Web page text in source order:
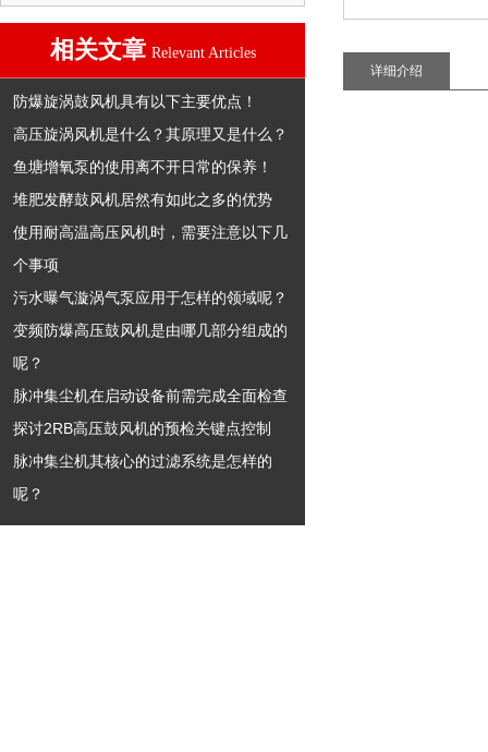
相关文章 Relevant Articles
防爆旋涡鼓风机具有以下主要优点！
高压旋涡风机是什么？其原理又是什么？
鱼塘增氧泵的使用离不开日常的保养！
堆肥发酵鼓风机居然有如此之多的优势
使用耐高温高压风机时，需要注意以下几
个事项
污水曝气漩涡气泵应用于怎样的领域呢？
变频防爆高压鼓风机是由哪几部分组成的
呢？
脉冲集尘机在启动设备前需完成全面检查
探讨2RB高压鼓风机的预检关键点控制
脉冲集尘机其核心的过滤系统是怎样的
呢？
详细介绍